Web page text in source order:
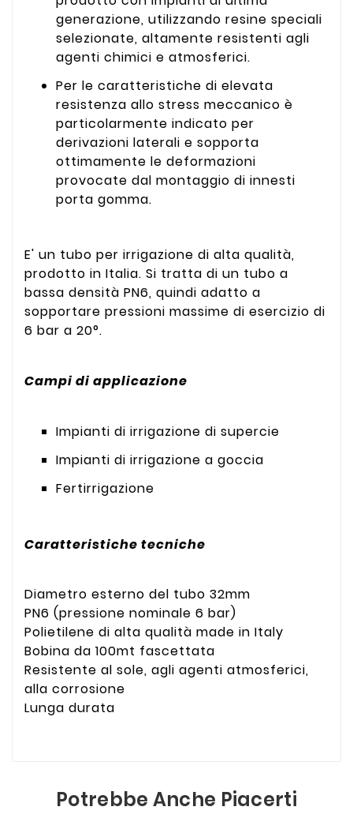
generazione, utilizzando resine speciali
selezionate, altamente resistenti agli
agenti chimici e atmosferici.
Per le caratteristiche di elevata
resistenza allo stress meccanico è
particolarmente indicato per
derivazioni laterali e sopporta
ottimamente le deformazioni
provocate dal montaggio di innesti
porta gomma.
E' un tubo per irrigazione di alta qualità,
prodotto in Italia. Si tratta di un tubo a
bassa densità PN6, quindi adatto a
sopportare pressioni massime di esercizio di
6 bar a 20°.
Campi di applicazione
Impianti di irrigazione di supercie
Impianti di irrigazione a goccia
Fertirrigazione
Caratteristiche tecniche
Diametro esterno del tubo 32mm
PN6 (pressione nominale 6 bar)
Polietilene di alta qualità made in Italy
Bobina da 100mt fascettata
Resistente al sole, agli agenti atmosferici,
alla corrosione
Lunga durata
Potrebbe Anche Piacerti